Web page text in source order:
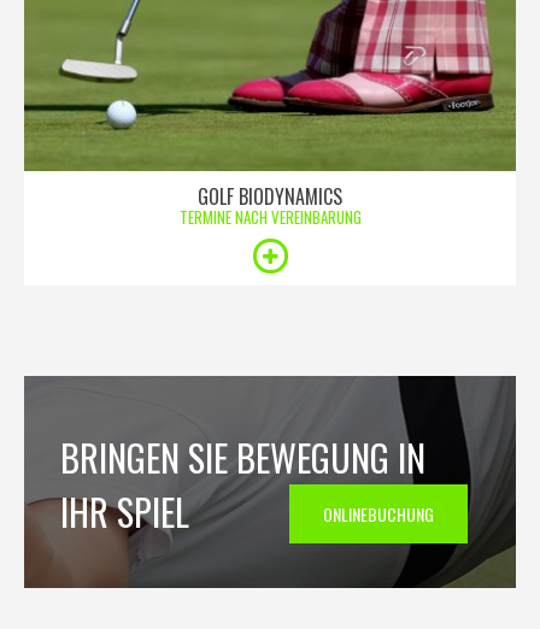
GOLF BIODYNAMICS
TERMINE NACH VEREINBARUNG
BRINGEN SIE BEWEGUNG IN
IHR SPIEL
ONLINEBUCHUNG